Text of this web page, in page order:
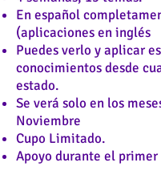
En español
(aplicaciones en inglés
Puedes verlo y aplicar
conocimientos desde
estado.
Se verá solo en los
Noviembre
Cupo Limitado.
Apoyo durante el primer